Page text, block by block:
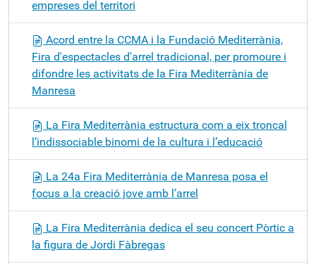
empreses del territori
Acord entre la CCMA i la Fundació Mediterrània,
Fira d'espectacles d'arrel tradicional, per promoure i
difondre les activitats de la Fira Mediterrània de
Manresa
La Fira Mediterrània estructura com a eix troncal
l’indissociable binomi de la cultura i l’educació
La 24a Fira Mediterrània de Manresa posa el
focus a la creació jove amb l’arrel
La Fira Mediterrània dedica el seu concert Pòrtic a
la figura de Jordi Fàbregas